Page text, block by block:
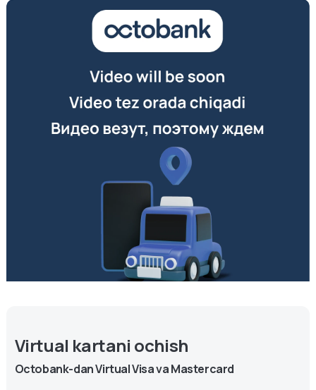
2. Octo-Mobile ilovasi va Octobank kartasi. Karta
sozlamalarida “Kontaktsiz to‘lovlar”ni yoqing.
Kontaktsiz toʻlovni faollashtirgan kartadan pul yechib
Virtual kartani ochish
Octobank-dan Virtual Visa va Mastercard